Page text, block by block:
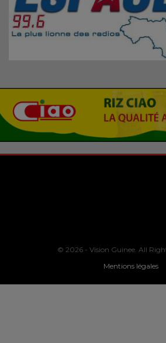
© 2026 - Vision Guinee. All
Mentions légales